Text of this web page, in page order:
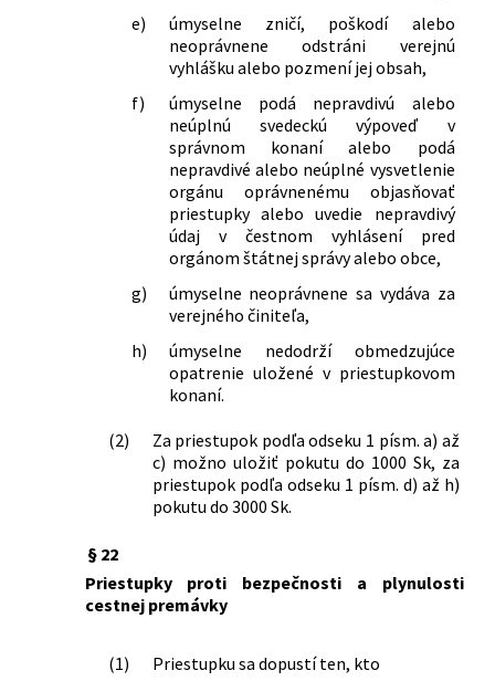
380/2024 Z. z.
Zákon, ktorým sa mení a dopĺňa zákon
Slovenskej národnej rady č. 372/1990
Zb. o priestupkoch v znení neskorších
predpisov
Zákon, ktorým sa mení a dopĺňa zákon
č. 297/2008 Z. z. o ochrane pred
legalizáciou príjmov z trestnej činnosti
a o ochrane pred financovaním
terorizmu a o zmene a doplnení
niektorých zákonov v znení neskorších
dopĺňajú niektoré zákony
Zákon o niektorých opatreniach na
zvýšenie odolnosti Slovenskej
republiky v oblasti obrany a
bezpečnosti, o brannej povinnosti a o
129/2026 Z. z.
Zákon, ktorým sa mení a dopĺňa zákon
Slovenskej národnej rady č. 372/1990
Zb. o priestupkoch v znení neskorších
predpisov a ktorým sa menia a
131/2026 Z. z.
č. 8/2009 Z. z. o cestnej premávke a o
zmene a doplnení niektorých zákonov
sa menia a dopĺňajú niektoré zákony
e)
úmyselne zničí, poškodí alebo
neoprávnene odstráni verejnú
vyhlášku alebo pozmení jej obsah,
f)
úmyselne podá nepravdivú alebo
neúplnú svedeckú výpoveď v
správnom konaní alebo podá
nepravdivé alebo neúplné vysvetlenie
orgánu oprávnenému objasňovať
priestupky alebo uvedie nepravdivý
údaj v čestnom vyhlásení pred
orgánom štátnej správy alebo obce,
g)
úmyselne neoprávnene sa vydáva za
verejného činiteľa,
h)
úmyselne nedodrží obmedzujúce
opatrenie uložené v priestupkovom
konaní.
(2)
Za priestupok podľa odseku 1 písm. a) až
c) možno uložiť pokutu do 1000 Sk, za
priestupok podľa odseku 1 písm. d) až h)
pokutu do 3000 Sk.
§ 22
Priestupky proti bezpečnosti a plynulosti
cestnej premávky
(1)
Priestupku sa dopustí ten, kto